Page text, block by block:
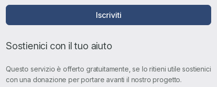
Iscriviti
Sostienici con il tuo aiuto
Questo servizio è offerto gratuitamente, se lo ritieni utile sostienici
con una donazione per portare avanti il nostro progetto.